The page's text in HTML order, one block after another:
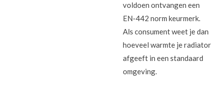
voldoen ontvangen een
EN-442 norm keurmerk.
Als consument weet je dan
hoeveel warmte je radiator
afgeeft in een standaard
omgeving.